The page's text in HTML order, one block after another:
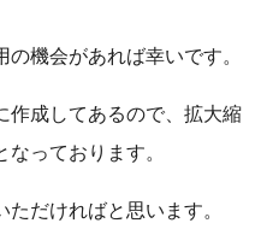
機会があれば幸いです。
作成してあるので、拡大縮
っております。
だければと思います。